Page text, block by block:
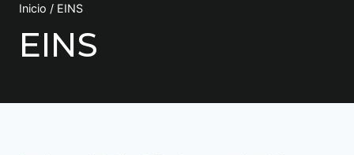
Inicio / EINS
EINS